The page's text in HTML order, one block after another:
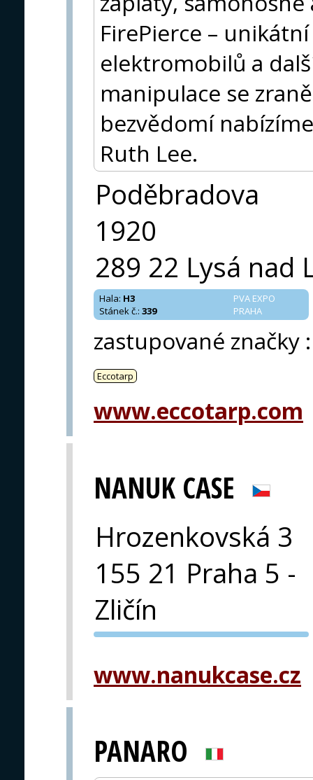
FirePierce –
elektromobilů a
manipulace se
bezvědomí
Ruth Lee.
Poděbradova
1920
289 22 Lysá nad
PVA EXPO
PRAHA
Hala: H3
Stánek č.: 339
zastupované značky :
Eccotarp
www.eccotarp.com
NANUK CASE
Hrozenkovská 3
155 21 Praha 5 -
Zličín
PVA EXPO
www.nanukcase.cz
PANARO